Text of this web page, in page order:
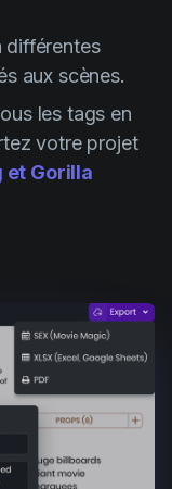
différentes
aux scènes.
les tags en
votre projet
et Gorilla